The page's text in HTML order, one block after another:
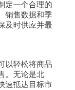
定一个合理的
销售数据和季
及时供应并最
以轻松将商品
。无论是北
速抵达目标市